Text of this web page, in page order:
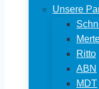
Unsere
Ritto
ABN
MDT